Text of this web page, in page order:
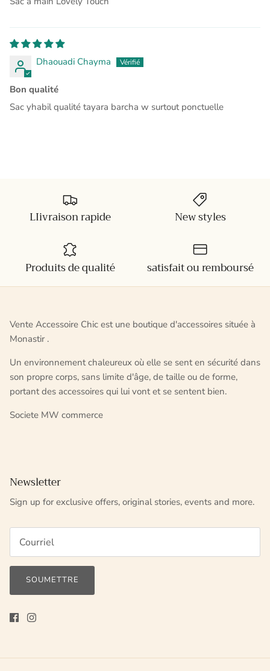
Dhaouadi Chayma
Bon qualité
Sac yhabil qualité tayara barcha w surtout ponctuelle
LIivraison rapide New styles
Produits de qualité satisfait ou remboursé
Vente Accessoire Chic est une boutique d'accessoires située à
Monastir .
Un environnement chaleureux où elle se sent en sécurité dans
son propre corps, sans limite d'âge, de taille ou de forme,
portant des accessoires qui lui vont et se sentent bien.
Societe MW commerce
Newsletter
Sign up for exclusive offers, original stories, events and more.
SOUMETTRE